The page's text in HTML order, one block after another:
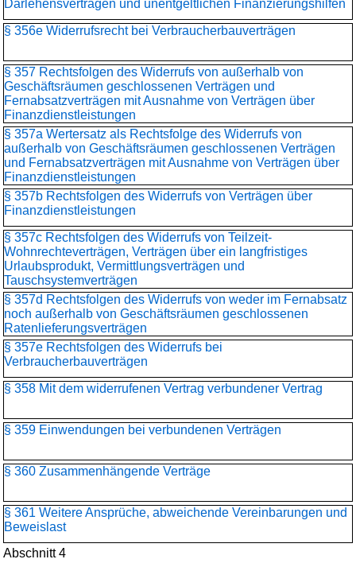
Darlehensverträgen und unentgeltlichen Finanzierungshilfen
§ 356e Widerrufsrecht bei Verbraucherbauverträgen
§ 357 Rechtsfolgen des Widerrufs von außerhalb von
Geschäftsräumen geschlossenen Verträgen und
Fernabsatzverträgen mit Ausnahme von Verträgen über
Finanzdienstleistungen
§ 357a Wertersatz als Rechtsfolge des Widerrufs von
außerhalb von Geschäftsräumen geschlossenen Verträgen
und Fernabsatzverträgen mit Ausnahme von Verträgen über
Finanzdienstleistungen
§ 357b Rechtsfolgen des Widerrufs von Verträgen über
Finanzdienstleistungen
§ 357c Rechtsfolgen des Widerrufs von Teilzeit-
Wohnrechteverträgen, Verträgen über ein langfristiges
Urlaubsprodukt, Vermittlungsverträgen und
Tauschsystemverträgen
§ 357d Rechtsfolgen des Widerrufs von weder im Fernabsatz
noch außerhalb von Geschäftsräumen geschlossenen
Ratenlieferungsverträgen
§ 357e Rechtsfolgen des Widerrufs bei
Verbraucherbauverträgen
§ 358 Mit dem widerrufenen Vertrag verbundener Vertrag
§ 359 Einwendungen bei verbundenen Verträgen
§ 360 Zusammenhängende Verträge
§ 361 Weitere Ansprüche, abweichende Vereinbarungen und
Beweislast
Abschnitt 4